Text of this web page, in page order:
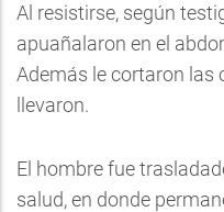
Al resistirse, según
apuañalaron en el
Además le cortaron las
llevaron.
El hombre fue
salud, en donde